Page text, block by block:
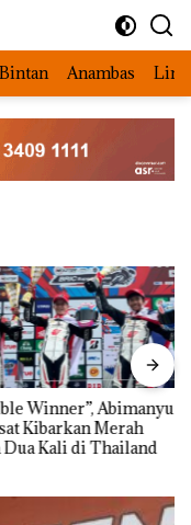
Bintan Anambas
Winner”, Abimanyu
Kibarkan Merah
Kali di Thailand